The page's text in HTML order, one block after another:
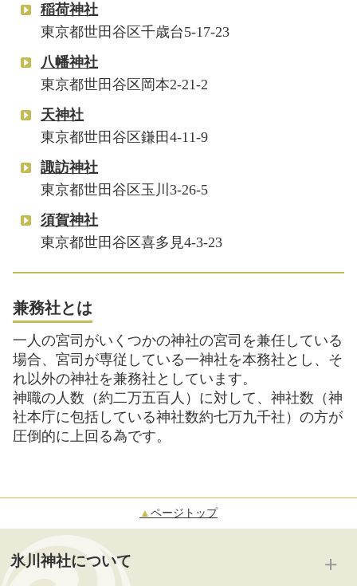
稲荷神社
東京都世田谷区千歳台5-17-23
八幡神社
東京都世田谷区岡本2-21-2
天神社
東京都世田谷区鎌田4-11-9
諏訪神社
東京都世田谷区玉川3-26-5
須賀神社
東京都世田谷区喜多見4-3-23
兼務社とは
一人の宮司がいくつかの神社の宮司を兼任している
場合、宮司が専従している一神社を本務社とし、そ
れ以外の神社を兼務社としています。
神職の人数（約二万五百人）に対して、神社数（神
社本庁に包括している神社数約七万九千社）の方が
圧倒的に上回る為です。
▲ ページトップ
氷川神社について